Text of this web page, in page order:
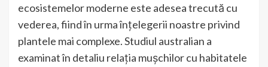
ecosistemelor moderne este adesea trecută cu
vederea, fiind în urma înțelegerii noastre privind
plantele mai complexe. Studiul australian a
examinat în detaliu relația mușchilor cu habitatele